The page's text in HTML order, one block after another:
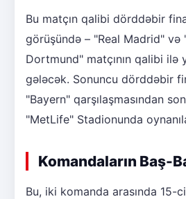
Bu matçın qalibi dörddəbir
görüşündə – "Real Madrid" və
Dortmund" matçının qalibi ilə
gələcək. Sonuncu dörddəbir
"Bayern" qarşılaşmasından
"MetLife" Stadionunda
Komandaların Baş-
Bu, iki komanda arasında 15-